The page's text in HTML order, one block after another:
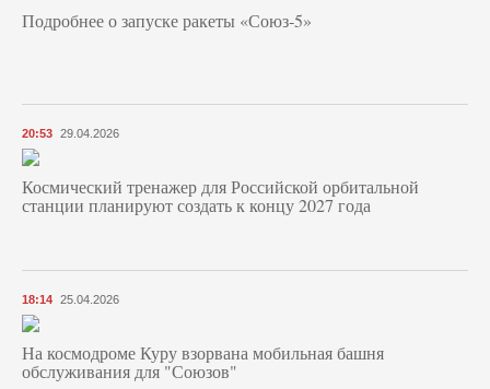
Подробнее о запуске ракеты «Союз‑5»
20:53 29.04.2026
Космический тренажер для Российской орбитальной
станции планируют создать к концу 2027 года
18:14 25.04.2026
На космодроме Куру взорвана мобильная башня
обслуживания для "Союзов"